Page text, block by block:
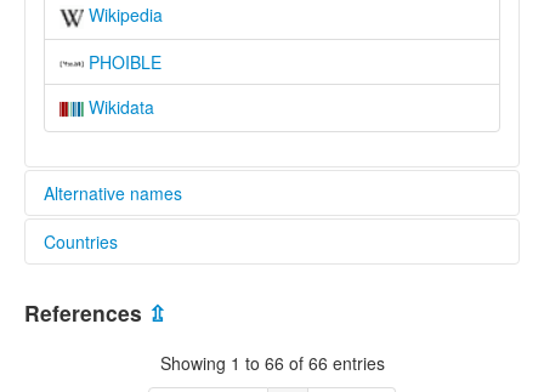
Wikipedia
PHOIBLE
Wikidata
Alternative names
elcat:
Huambiza
Jíbaro
Shuar-Huampis
Countries
References ⇫
Showing 1 to 66 of 66 entries